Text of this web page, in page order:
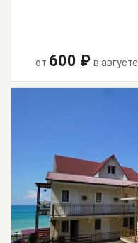
от 600 ₽ в августе